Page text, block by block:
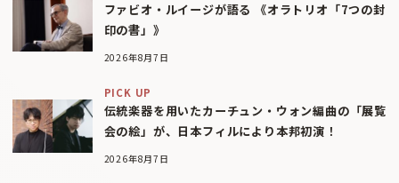
ファビオ・ルイージが語る 《オラトリオ「7つの封
印の書」》
2026年8月7日
PICK UP
伝統楽器を用いたカーチュン・ウォン編曲の「展覧
会の絵」が、日本フィルにより本邦初演！
2026年8月7日